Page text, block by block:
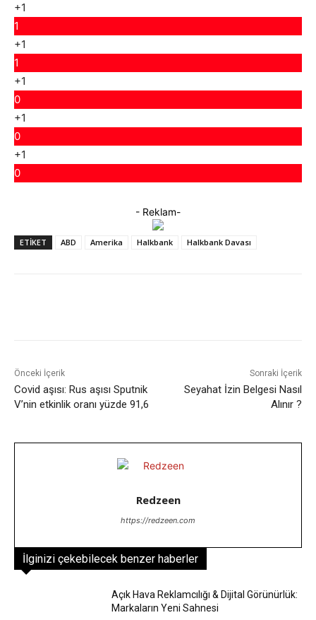
+1
1
+1
1
+1
0
+1
0
+1
0
- Reklam-
ETIKET ABD Amerika Halkbank Halkbank Davası
Önceki İçerik
Covid aşısı: Rus aşısı Sputnik
V’nin etkinlik oranı yüzde 91,6
Sonraki İçerik
Seyahat İzin Belgesi Nasıl
Alınır ?
Redzeen
https://redzeen.com
İlginizi çekebilecek benzer haberler
Açık Hava Reklamcılığı & Dijital Görünürlük:
Markaların Yeni Sahnesi